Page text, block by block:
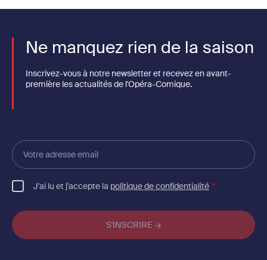
Ne manquez rien de la saison
Inscrivez-vous à notre newsletter et recevez en avant-
première les actualités de l'Opéra-Comique.
Votre
adresse
email
J'ai lu et j'accepte la politique de confidentialité